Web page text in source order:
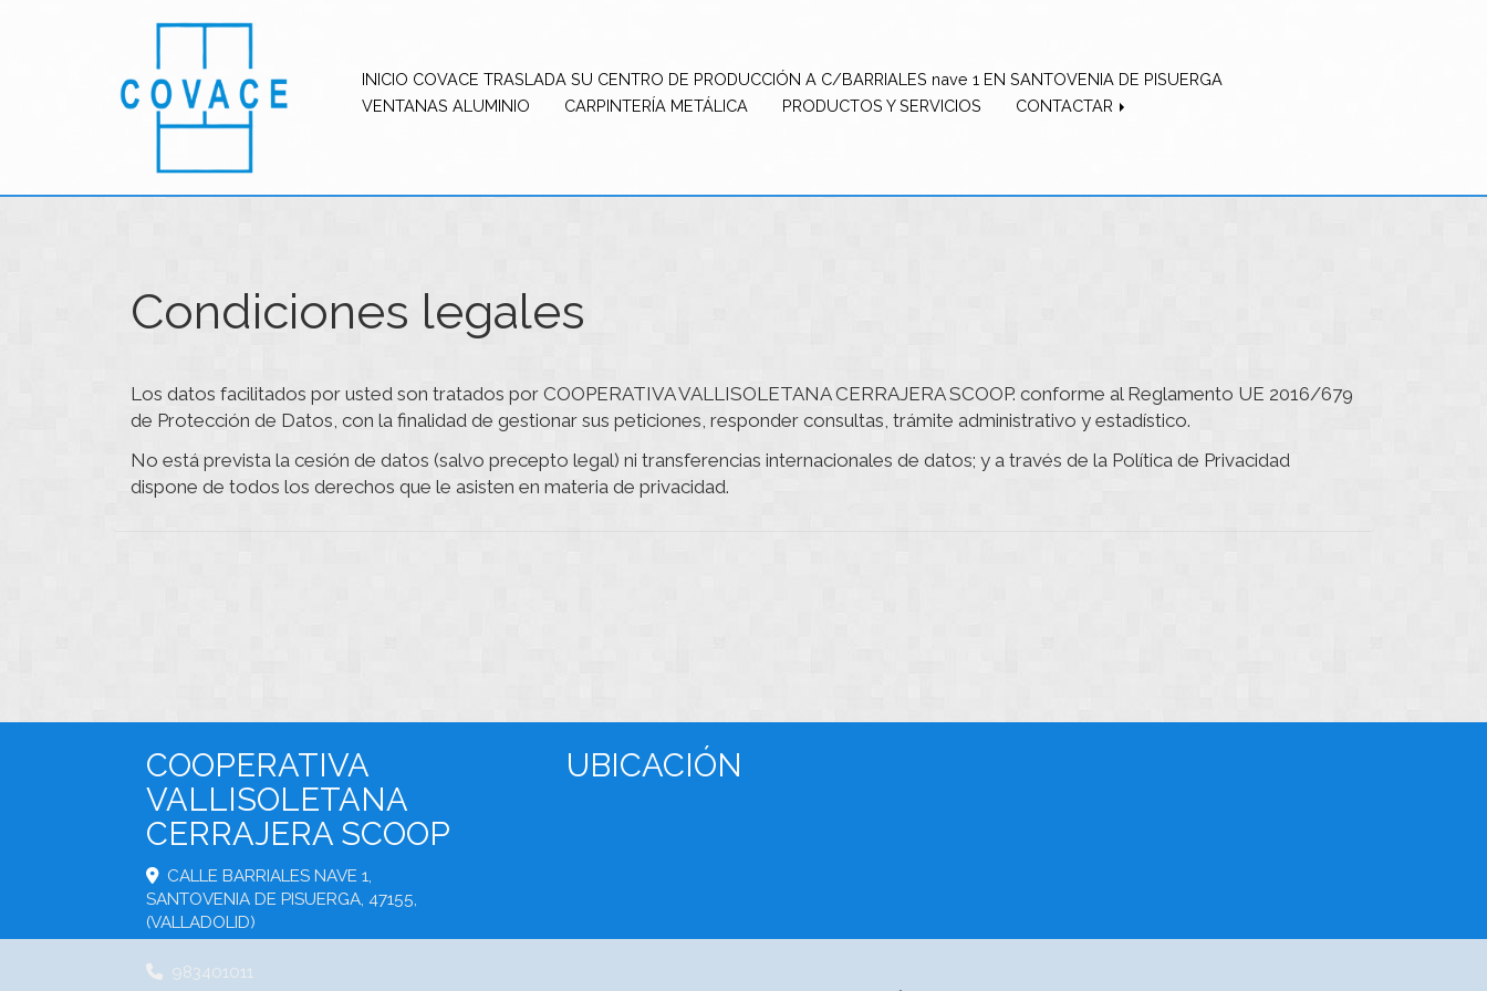
INICIO COVACE TRASLADA SU CENTRO DE PRODUCCIÓN A C/BARRIALES nave 1 EN SANTOVENIA DE PISUERGA
VENTANAS ALUMINIO
CARPINTERÍA METÁLICA PRODUCTOS Y SERVICIOS CONTACTAR
Condiciones legales
Los datos facilitados por usted son tratados por COOPERATIVA VALLISOLETANA CERRAJERA SCOOP. conforme al Reglamento UE 2016/679
de Protección de Datos, con la finalidad de gestionar sus peticiones, responder consultas, trámite administrativo y estadístico.
No está prevista la cesión de datos (salvo precepto legal) ni transferencias internacionales de datos; y a través de la Política de Privacidad
dispone de todos los derechos que le asisten en materia de privacidad.
COOPERATIVA
VALLISOLETANA
CERRAJERA SCOOP
CALLE BARRIALES NAVE 1,
SANTOVENIA DE PISUERGA, 47155,
(VALLADOLID)
983401011
UBICACIÓN